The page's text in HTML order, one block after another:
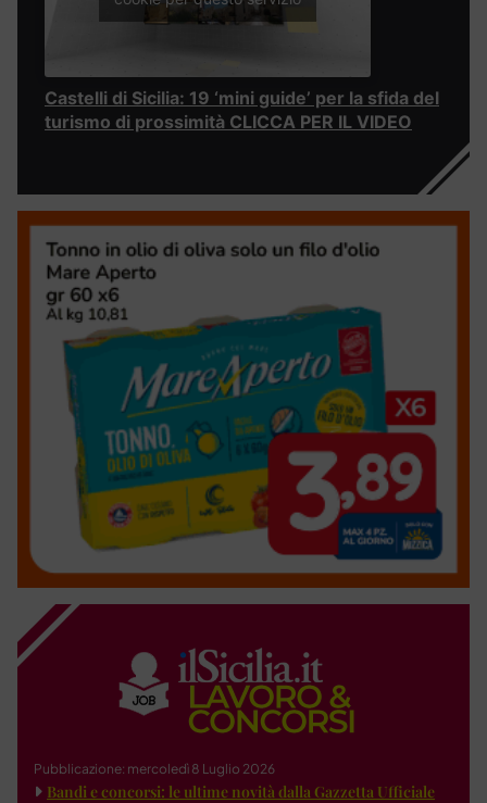
Castelli di Sicilia: 19 ‘mini guide’ per la sfida del
turismo di prossimità CLICCA PER IL VIDEO
Pubblicazione: mercoledì 8 Luglio 2026
Bandi e concorsi: le ultime novità dalla Gazzetta Ufficiale